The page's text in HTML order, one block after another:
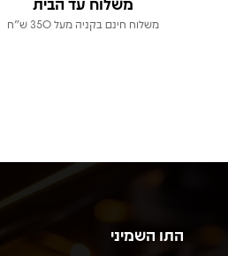
משלוח חינם בקניה מעל 350 ש"ח
התו השמיני